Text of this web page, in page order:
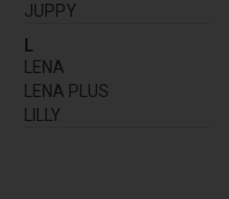
JUPPY
L
LENA
LENA PLUS
LILLY